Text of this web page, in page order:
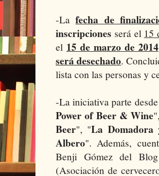
-Lafecha de
inscripciones será el 15
el 15 de marzo de 2014
será desechado.
lista con las personas y
-La iniciativa parte
Power of Beer & Wine
Beer", "La
Albero". Además,
Benji Gómez del
(Asociación de